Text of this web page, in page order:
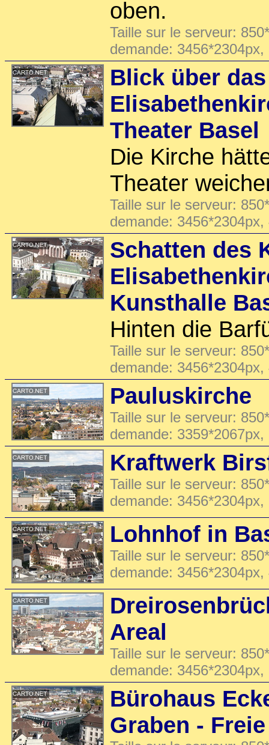
oben.
Taille sur le serveur:
demande:
Blick über
Theater Basel
Die Kirche
Theater
Taille sur le serveur:
demande:
Schatten des
Kunsthalle
Hinten die
Taille sur le serveur:
demande:
Pauluskirche
Taille sur le serveur:
demande:
Kraftwerk
Taille sur le serveur:
demande:
Lohnhof in
Taille sur le serveur:
demande:
Areal
Taille sur le serveur:
demande:
Bürohaus
Graben -